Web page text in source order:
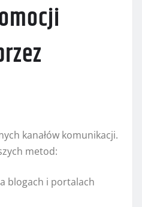
kanałów komunikacji.
metod:
blogach i portalach